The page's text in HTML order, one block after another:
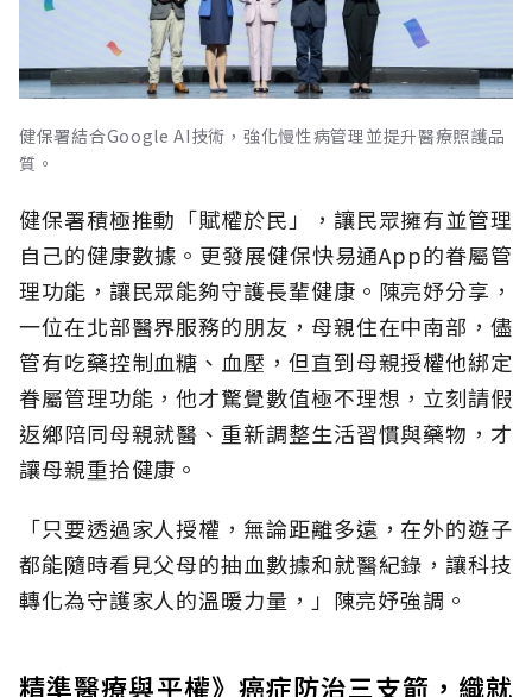
健保署結合Google AI技術，強化慢性病管理並提升醫療照護品
質。
健保署積極推動「賦權於民」，讓民眾擁有並管理
自己的健康數據。更發展健保快易通App的眷屬管
理功能，讓民眾能夠守護長輩健康。陳亮妤分享，
一位在北部醫界服務的朋友，母親住在中南部，儘
管有吃藥控制血糖、血壓，但直到母親授權他綁定
眷屬管理功能，他才驚覺數值極不理想，立刻請假
返鄉陪同母親就醫、重新調整生活習慣與藥物，才
讓母親重拾健康。
「只要透過家人授權，無論距離多遠，在外的遊子
都能隨時看見父母的抽血數據和就醫紀錄，讓科技
轉化為守護家人的溫暖力量，」陳亮妤強調。
精準醫療與平權》癌症防治三支箭，織就